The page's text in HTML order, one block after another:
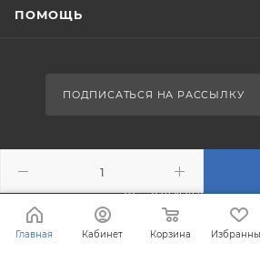
ПОМОЩЬ
ПОДПИСАТЬСЯ НА РАССЫЛКУ
Главная Кабинет Корзина